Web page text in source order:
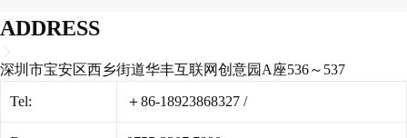
ADDRESS
深圳市宝安区西乡街道华丰互联网创意园A座536～537
Tel: ＋86-18923868327 /